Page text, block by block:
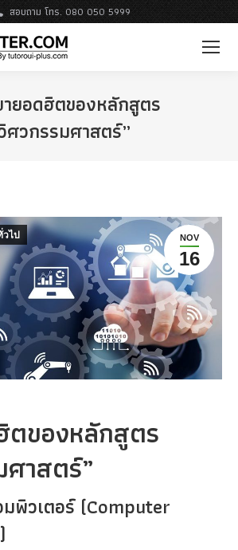
สอบถาม โทร. 080 050 5999
ยอดฮิตของหลักสูตร
ศวกรรมศาสตร์”
NOV
16
วไป
ตของหลักสูตร
าสตร์”
พิวเตอร์ (Computer